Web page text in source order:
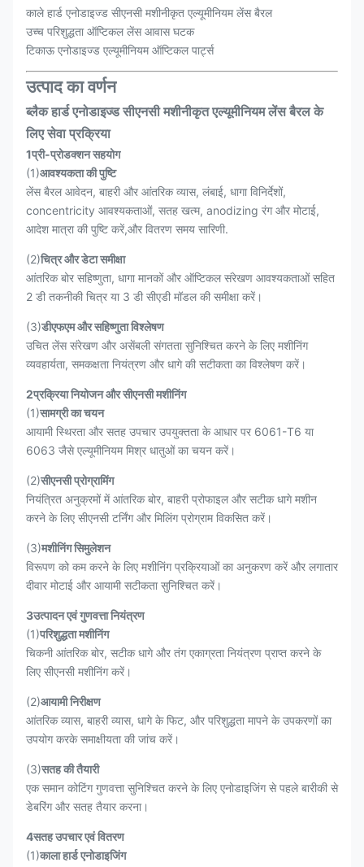
काले हार्ड एनोडाइज्ड सीएनसी मशीनीकृत एल्यूमीनियम लेंस बैरल
उच्च परिशुद्धता ऑप्टिकल लेंस आवास घटक
टिकाऊ एनोडाइज्ड एल्यूमीनियम ऑप्टिकल पार्ट्स
उत्पाद का वर्णन
ब्लैक हार्ड एनोडाइज्ड सीएनसी मशीनीकृत एल्यूमीनियम लेंस बैरल के
लिए सेवा प्रक्रिया
1प्री-प्रोडक्शन सहयोग
(1)आवश्यकता की पुष्टि
लेंस बैरल आवेदन, बाहरी और आंतरिक व्यास, लंबाई, धागा विनिर्देशों,
concentricity आवश्यकताओं, सतह खत्म, anodizing रंग और मोटाई,
आदेश मात्रा की पुष्टि करें,और वितरण समय सारिणी.
(2)चित्र और डेटा समीक्षा
आंतरिक बोर सहिष्णुता, धागा मानकों और ऑप्टिकल संरेखण आवश्यकताओं सहित
2 डी तकनीकी चित्र या 3 डी सीएडी मॉडल की समीक्षा करें।
(3)डीएफएम और सहिष्णुता विश्लेषण
उचित लेंस संरेखण और असेंबली संगतता सुनिश्चित करने के लिए मशीनिंग
व्यवहार्यता, समकक्षता नियंत्रण और धागे की सटीकता का विश्लेषण करें।
2प्रक्रिया नियोजन और सीएनसी मशीनिंग
(1)सामग्री का चयन
आयामी स्थिरता और सतह उपचार उपयुक्तता के आधार पर 6061-T6 या
6063 जैसे एल्यूमीनियम मिश्र धातुओं का चयन करें।
(2)सीएनसी प्रोग्रामिंग
नियंत्रित अनुक्रमों में आंतरिक बोर, बाहरी प्रोफाइल और सटीक धागे मशीन
करने के लिए सीएनसी टर्निंग और मिलिंग प्रोग्राम विकसित करें।
(3)मशीनिंग सिमुलेशन
विरूपण को कम करने के लिए मशीनिंग प्रक्रियाओं का अनुकरण करें और लगातार
दीवार मोटाई और आयामी सटीकता सुनिश्चित करें।
3उत्पादन एवं गुणवत्ता नियंत्रण
(1)परिशुद्धता मशीनिंग
चिकनी आंतरिक बोर, सटीक धागे और तंग एकाग्रता नियंत्रण प्राप्त करने के
लिए सीएनसी मशीनिंग करें।
(2)आयामी निरीक्षण
आंतरिक व्यास, बाहरी व्यास, धागे के फिट, और परिशुद्धता मापने के उपकरणों का
उपयोग करके समाक्षीयता की जांच करें।
(3)सतह की तैयारी
एक समान कोटिंग गुणवत्ता सुनिश्चित करने के लिए एनोडाइजिंग से पहले बारीकी से
डेबरिंग और सतह तैयार करना।
4सतह उपचार एवं वितरण
(1)काला हार्ड एनोडाइजिंग